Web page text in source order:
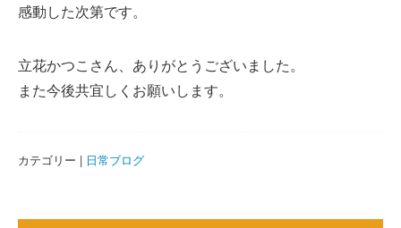
感動した次第です。
立花かつこさん、ありがとうございました。
また今後共宜しくお願いします。
カテゴリー | 日常ブログ